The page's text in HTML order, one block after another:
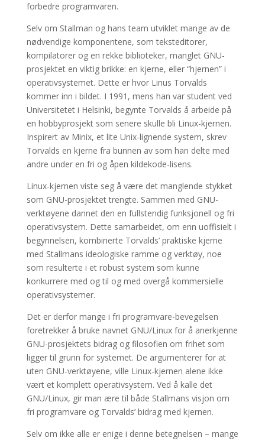
forbedre programvaren.
Selv om Stallman og hans team utviklet mange av de
nødvendige komponentene, som teksteditorer,
kompilatorer og en rekke biblioteker, manglet GNU-
prosjektet en viktig brikke: en kjerne, eller “hjernen” i
operativsystemet. Dette er hvor Linus Torvalds
kommer inn i bildet. I 1991, mens han var student ved
Universitetet i Helsinki, begynte Torvalds å arbeide på
en hobbyprosjekt som senere skulle bli Linux-kjernen.
Inspirert av Minix, et lite Unix-lignende system, skrev
Torvalds en kjerne fra bunnen av som han delte med
andre under en fri og åpen kildekode-lisens.
Linux-kjernen viste seg å være det manglende stykket
som GNU-prosjektet trengte. Sammen med GNU-
verktøyene dannet den en fullstendig funksjonell og fri
operativsystem. Dette samarbeidet, om enn uoffisielt i
begynnelsen, kombinerte Torvalds’ praktiske kjerne
med Stallmans ideologiske ramme og verktøy, noe
som resulterte i et robust system som kunne
konkurrere med og til og med overgå kommersielle
operativsystemer.
Det er derfor mange i fri programvare-bevegelsen
foretrekker å bruke navnet GNU/Linux for å anerkjenne
GNU-prosjektets bidrag og filosofien om frihet som
ligger til grunn for systemet. De argumenterer for at
uten GNU-verktøyene, ville Linux-kjernen alene ikke
vært et komplett operativsystem. Ved å kalle det
GNU/Linux, gir man ære til både Stallmans visjon om
fri programvare og Torvalds’ bidrag med kjernen.
Selv om ikke alle er enige i denne betegnelsen – mange